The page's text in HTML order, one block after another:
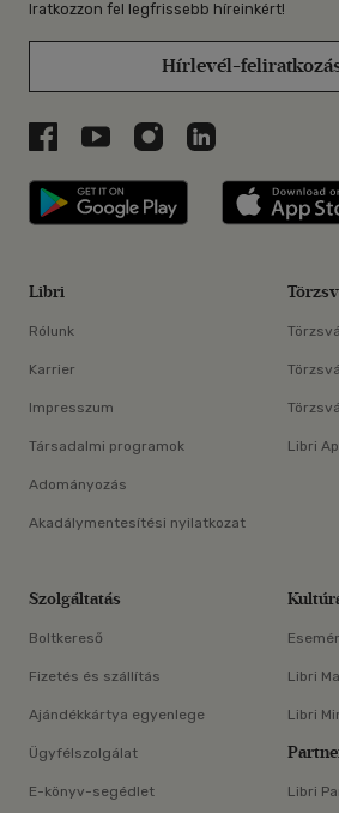
Iratkozzon fel legfrissebb híreinkért!
Hírlevél-
Libri a Facebookon
Libri a Youtube-on
Libri az Instagramon
Libri a
Libri applikáció
Libri
Rólunk
Karrier
Impresszum
Társadalmi programok
Adományozás
Akadálymentesítési nyilatkozat
Libri
Szolgáltatás
Boltkereső
Fizetés és szállítás
Ajándékkártya egyenlege
Ügyfélszolgálat
E-könyv-segédlet
Libri
Libri
Libri